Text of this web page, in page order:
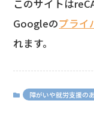
このサイトは
Googleのプライ
れます。
障がいや就労支援の